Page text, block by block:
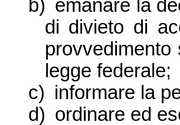
b) emanare la
di divieto di
provvedimento
legge federale;
c) informare la
d) ordinare ed